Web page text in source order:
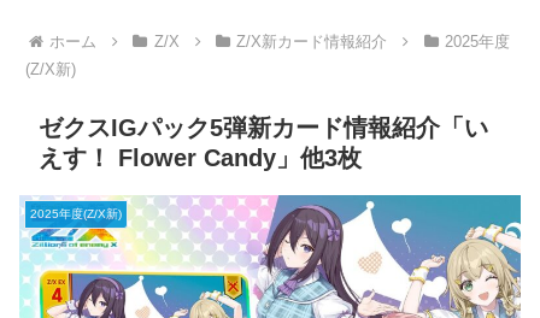
ホーム Z/X Z/X新カード情報紹介
2025年度
(Z/X新)
ゼクスIGパック5弾新カード情報紹介「い
えす！ Flower Candy」他3枚
2025年度(Z/X新)